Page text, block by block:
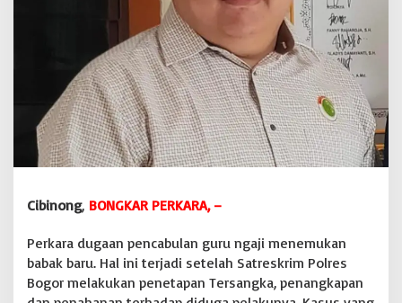
l
a
m
P
e
n
e
t
a
p
T
r
a
n
Cibinong, BONGKAR PERKARA, –
Perkara dugaan pencabulan guru ngaji menemukan
babak baru. Hal ini terjadi setelah Satreskrim Polres
Bogor melakukan penetapan Tersangka, penangkapan